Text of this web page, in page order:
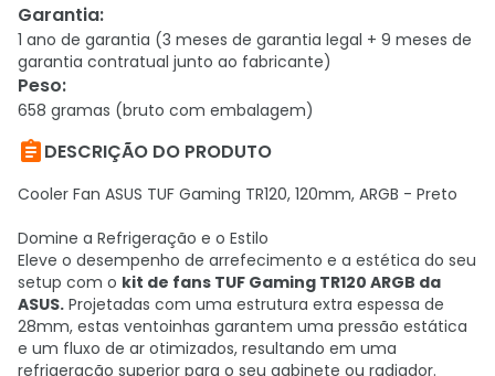
Garantia:
1 ano de garantia (3 meses de garantia legal + 9 meses de
garantia contratual junto ao fabricante)
Peso:
658 gramas (bruto com embalagem)
DESCRIÇÃO DO PRODUTO
Cooler Fan ASUS TUF Gaming TR120, 120mm, ARGB - Preto
Domine a Refrigeração e o Estilo
Eleve o desempenho de arrefecimento e a estética do seu
setup com o kit de fans TUF Gaming TR120 ARGB da
ASUS. Projetadas com uma estrutura extra espessa de
28mm, estas ventoinhas garantem uma pressão estática
e um fluxo de ar otimizados, resultando em uma
refrigeração superior para o seu gabinete ou radiador.